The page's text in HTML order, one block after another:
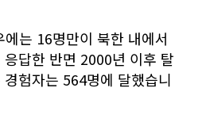
는 16명만이 북한 내에서
답한 반면 2000년 이후 탈
험자는 564명에 달했습니